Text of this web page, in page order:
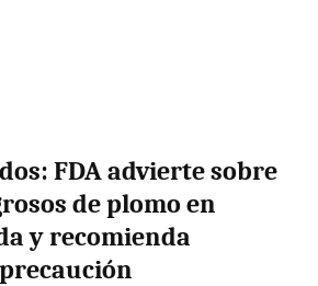
FDA advierte sobre
de plomo en
y recomienda